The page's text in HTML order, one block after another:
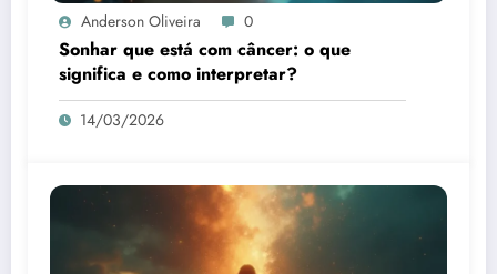
Anderson Oliveira 0
Sonhar que está com câncer: o que
significa e como interpretar?
14/03/2026